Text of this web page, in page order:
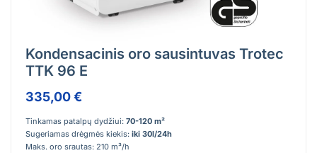
Kondensacinis oro sausintuvas Trotec
TTK 96 E
335,00 €
Tinkamas patalpų dydžiui: 70-120 m²
Sugeriamas drėgmės kiekis: iki 30l/24h
Maks. oro srautas: 210 m³/h